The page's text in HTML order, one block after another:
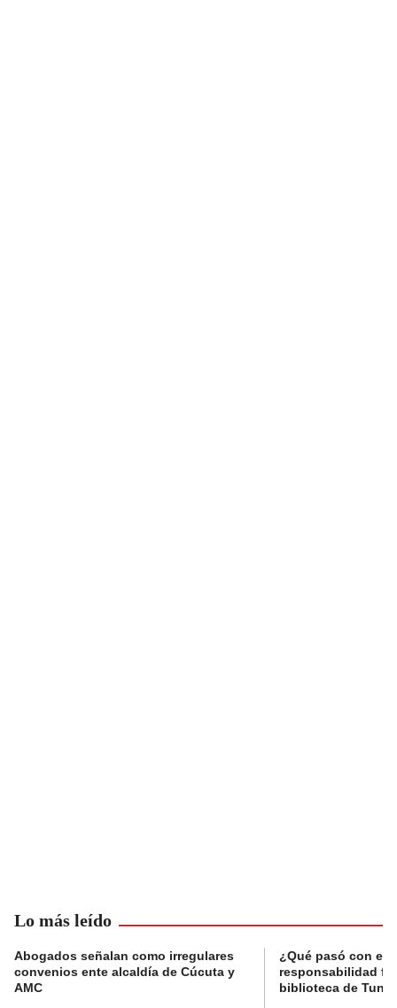
Lo más leído
Abogados señalan como irregulares
convenios ente alcaldía de Cúcuta y
AMC
¿Qué pasó con el
responsabilidad
biblioteca de